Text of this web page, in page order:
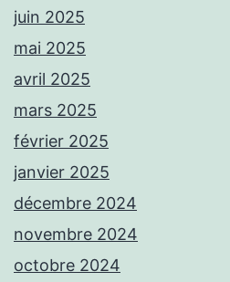
juin 2025
mai 2025
avril 2025
mars 2025
février 2025
janvier 2025
décembre 2024
novembre 2024
octobre 2024